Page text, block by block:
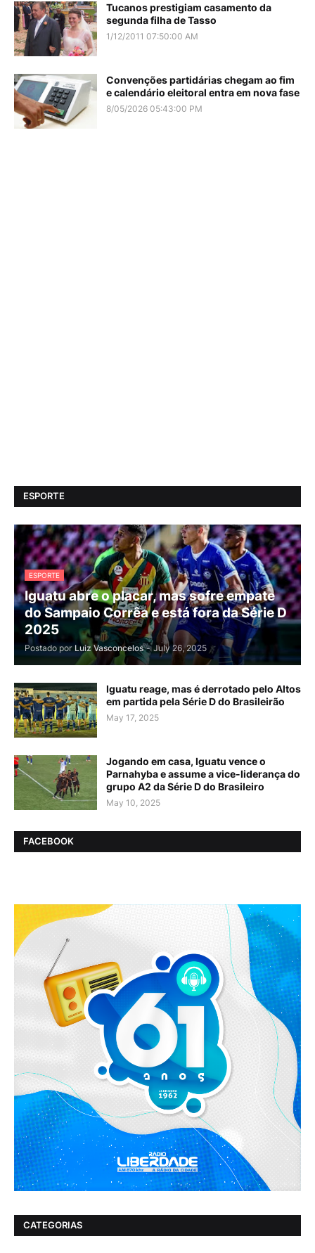
Tucanos prestigiam casamento da
segunda filha de Tasso
1/12/2011 07:50:00 AM
Convenções partidárias chegam ao fim
e calendário eleitoral entra em nova fase
8/05/2026 05:43:00 PM
ESPORTE
ESPORTE
Iguatu abre o placar, mas sofre empate
do Sampaio Corrêa e está fora da Série D
2025
Postado por Luiz Vasconcelos - July 26, 2025
Iguatu reage, mas é derrotado pelo Altos
em partida pela Série D do Brasileirão
May 17, 2025
Jogando em casa, Iguatu vence o
Parnahyba e assume a vice-liderança do
grupo A2 da Série D do Brasileiro
May 10, 2025
FACEBOOK
CATEGORIAS